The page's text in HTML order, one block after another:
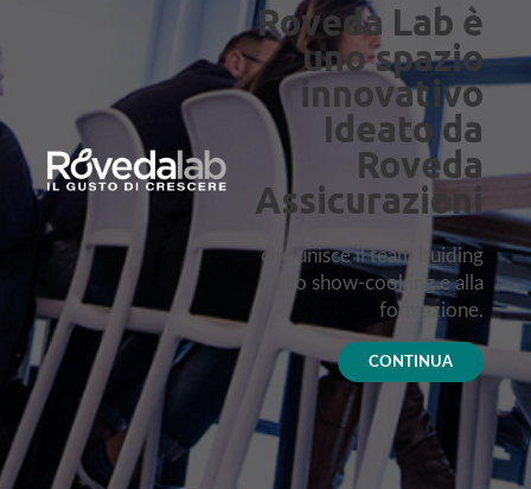
Roveda Lab è
uno spazio
innovativo
Ideato da
Roveda
Assicurazioni
che unisce il team buiding
allo show-cooking e alla
formazione.
CONTINUA